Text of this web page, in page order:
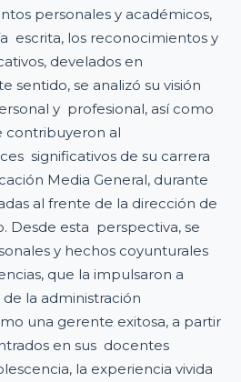
personales y académicos,
escrita, los reconocimientos y
develados en
sentido, se analizó su visión
y profesional, así como
contribuyeron al
significativos de su carrera
Media General, durante
al frente de la dirección de
Desde esta perspectiva, se
y hechos coyunturales
que la impulsaron a
la administración
una gerente exitosa, a partir
en sus docentes
la experiencia vivida